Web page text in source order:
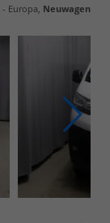
Europa, Neuwagen